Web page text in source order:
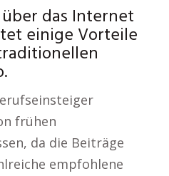
das Internet
einige Vorteile
frühen
da die Beiträge
empfohlene